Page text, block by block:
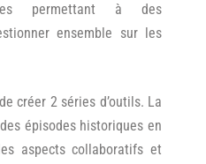
permettant à des
ensemble sur les
créer 2 séries d’outils. La
épisodes historiques en
aspects collaboratifs et